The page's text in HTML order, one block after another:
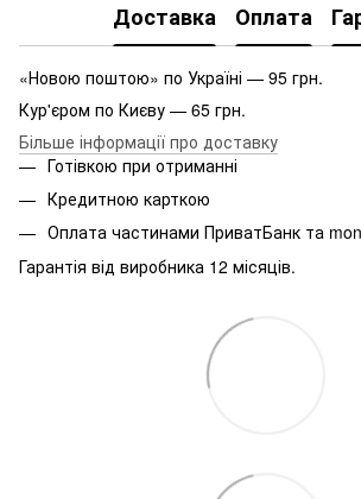
Доставка Оплата
«Новою поштою» по Україні — 95 грн.
Кур'єром по Києву — 65 грн.
Більше інформації про доставку
Готівкою при отриманні
Кредитною карткою
Оплата частинами ПриватБанк та
Гарантія від виробника 12 місяців.